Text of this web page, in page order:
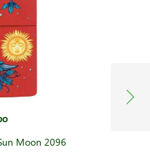
Moon 2096